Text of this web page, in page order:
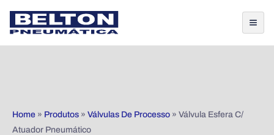
Home » Produtos » Válvulas De Processo » Válvula Esfera C/
Atuador Pneumático